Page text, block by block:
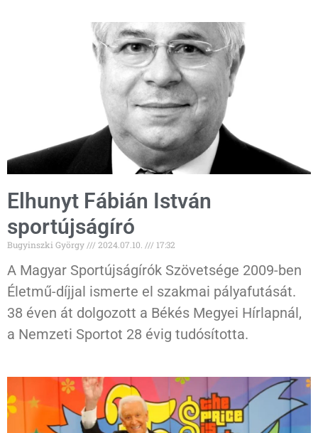
Elhunyt Fábián István
sportújságíró
Bugyinszki György 2024.07.10. 17:32
A Magyar Sportújságírók Szövetsége 2009-ben
Életmű-díjjal ismerte el szakmai pályafutását.
38 éven át dolgozott a Békés Megyei Hírlapnál,
a Nemzeti Sportot 28 évig tudósította.